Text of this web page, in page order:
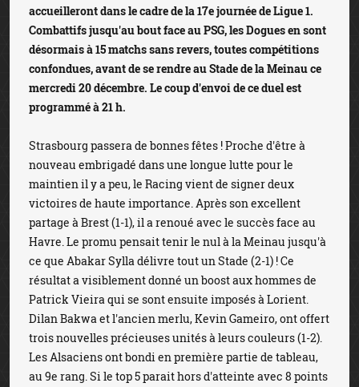
accueilleront dans le cadre de la 17e journée de Ligue 1.
Combattifs jusqu'au bout face au PSG, les Dogues en sont
désormais à 15 matchs sans revers, toutes compétitions
confondues, avant de se rendre au Stade de la Meinau ce
mercredi 20 décembre. Le coup d'envoi de ce duel est
programmé à 21 h.
Strasbourg passera de bonnes fêtes ! Proche d'être à
nouveau embrigadé dans une longue lutte pour le
maintien il y a peu, le Racing vient de signer deux
victoires de haute importance. Après son excellent
partage à Brest (1-1), il a renoué avec le succès face au
Havre. Le promu pensait tenir le nul à la Meinau jusqu'à
ce que Abakar Sylla délivre tout un Stade (2-1) ! Ce
résultat a visiblement donné un boost aux hommes de
Patrick Vieira qui se sont ensuite imposés à Lorient.
Dilan Bakwa et l'ancien merlu, Kevin Gameiro, ont offert
trois nouvelles précieuses unités à leurs couleurs (1-2).
Les Alsaciens ont bondi en première partie de tableau,
au 9e rang. Si le top 5 parait hors d'atteinte avec 8 points